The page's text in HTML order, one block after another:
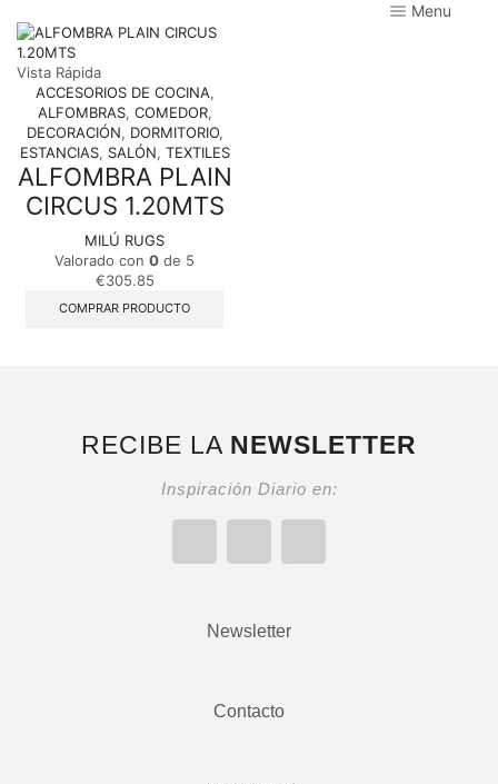
Menu
Vista Rápida
ACCESORIOS DE COCINA,
ALFOMBRAS, COMEDOR,
DECORACIÓN, DORMITORIO,
ESTANCIAS, SALÓN, TEXTILES
ALFOMBRA PLAIN
CIRCUS 1.20MTS
MILÚ RUGS
Valorado con 0 de 5
€305.85
COMPRAR PRODUCTO
RECIBE LA NEWSLETTER
Inspiración Diario en:
Newsletter
Contacto